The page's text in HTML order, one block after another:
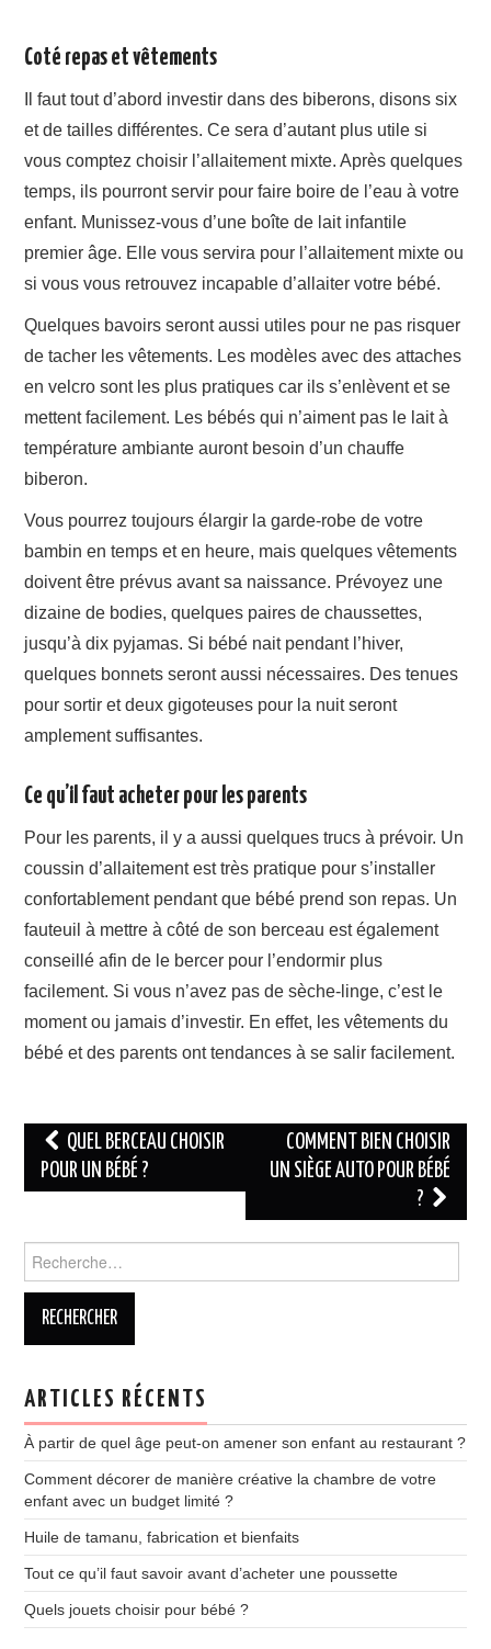
Coté repas et vêtements
Il faut tout d’abord investir dans des biberons, disons six
et de tailles différentes. Ce sera d’autant plus utile si
vous comptez choisir l’allaitement mixte. Après quelques
temps, ils pourront servir pour faire boire de l’eau à votre
enfant. Munissez-vous d’une boîte de lait infantile
premier âge. Elle vous servira pour l’allaitement mixte ou
si vous vous retrouvez incapable d’allaiter votre bébé.
Quelques bavoirs seront aussi utiles pour ne pas risquer
de tacher les vêtements. Les modèles avec des attaches
en velcro sont les plus pratiques car ils s’enlèvent et se
mettent facilement. Les bébés qui n’aiment pas le lait à
température ambiante auront besoin d’un chauffe
biberon.
Vous pourrez toujours élargir la garde-robe de votre
bambin en temps et en heure, mais quelques vêtements
doivent être prévus avant sa naissance. Prévoyez une
dizaine de bodies, quelques paires de chaussettes,
jusqu’à dix pyjamas. Si bébé nait pendant l’hiver,
quelques bonnets seront aussi nécessaires. Des tenues
pour sortir et deux gigoteuses pour la nuit seront
amplement suffisantes.
Ce qu’il faut acheter pour les parents
Pour les parents, il y a aussi quelques trucs à prévoir. Un
coussin d’allaitement est très pratique pour s’installer
confortablement pendant que bébé prend son repas. Un
fauteuil à mettre à côté de son berceau est également
conseillé afin de le bercer pour l’endormir plus
facilement. Si vous n’avez pas de sèche-linge, c’est le
moment ou jamais d’investir. En effet, les vêtements du
bébé et des parents ont tendances à se salir facilement.
Navigation
des
QUEL BERCEAU CHOISIR
POUR UN BÉBÉ ?
COMMENT BIEN CHOISIR
UN SIÈGE AUTO POUR BÉBÉ
?
ARTICLES RÉCENTS
À partir de quel âge peut-on amener son enfant au restaurant ?
Comment décorer de manière créative la chambre de votre
enfant avec un budget limité ?
Huile de tamanu, fabrication et bienfaits
Tout ce qu’il faut savoir avant d’acheter une poussette
Quels jouets choisir pour bébé ?